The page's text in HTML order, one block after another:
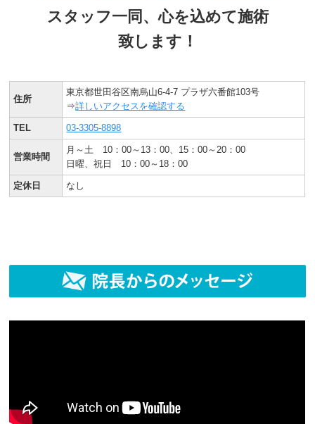
スタッフ一同、心を込めて施術
致します！
住所
東京都世田谷区南烏山6-4-7 プラザ六番館103号
⇒詳しいアクセスを確認する
TEL 03-3305-8898
営業時間
月～土 10：00～13：00、15：00～20：00
日曜、祝日 10：00～18：00
定休日 なし